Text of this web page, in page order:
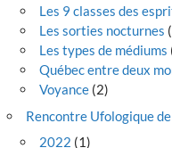
Les 9 classes des
Les sorties nocturnes
Les types de médiums
Québec entre deux
Voyance (2)
Rencontre Ufologique
2022 (1)